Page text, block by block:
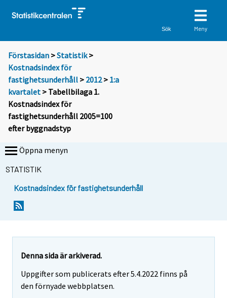
Sök Meny
Förstasidan >Statistik >
Kostnadsindex för
fastighetsunderhåll > 2012> 1:a
kvartalet > Tabellbilaga 1.
Kostnadsindex för
fastighetsunderhåll 2005=100
efter byggnadstyp
Öppna menyn
STATISTIK
Kostnadsindex för fastighetsunderhåll
Denna sida är arkiverad.
Uppgifter som publicerats efter 5.4.2022 finns på
den förnyade webbplatsen.